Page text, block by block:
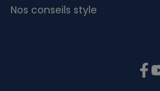
Nos conseils style